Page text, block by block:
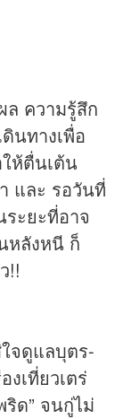
ล ความรู้สึก
นทางเพื่อ
ห้ตื่นเต้น
และ รอวันที่
ะยะที่อาจ
หลังหนี ก็
!!
จดูแลบุตร-
งเที่ยวเตร่
ริด” จนกู่ไม่